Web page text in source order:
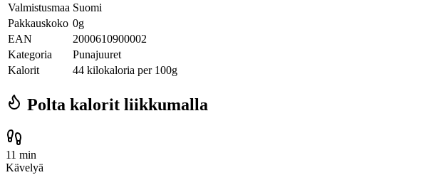
Valmistusmaa Suomi
Pakkauskoko 0g
EAN
2000610900002
Kategoria
Punajuuret
Kalorit
44 kilokaloria per 100g
Polta kalorit liikkumalla
11 min
Kävelyä